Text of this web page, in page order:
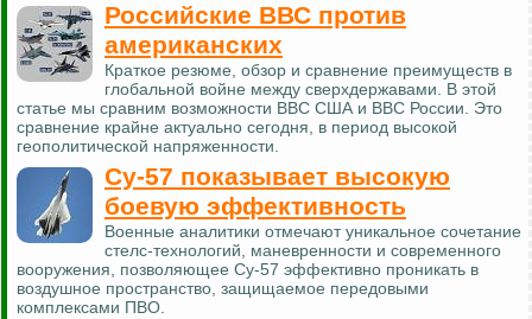
Российские ВВС против
американских
Краткое резюме, обзор и сравнение преимуществ в
глобальной войне между сверхдержавами. В этой
статье мы сравним возможности ВВС США и ВВС России. Это
сравнение крайне актуально сегодня, в период высокой
геополитической напряженности.
Су-57 показывает высокую
боевую эффективность
Военные аналитики отмечают уникальное сочетание
стелс-технологий, маневренности и современного
вооружения, позволяющее Су-57 эффективно проникать в
воздушное пространство, защищаемое передовыми
комплексами ПВО.